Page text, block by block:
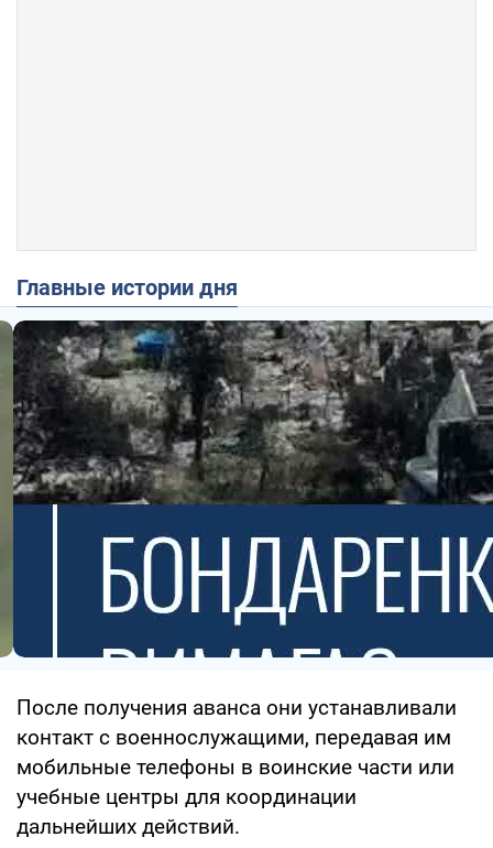
Главные истории дня
После получения аванса они устанавливали
контакт с военнослужащими, передавая им
мобильные телефоны в воинские части или
учебные центры для координации
дальнейших действий.